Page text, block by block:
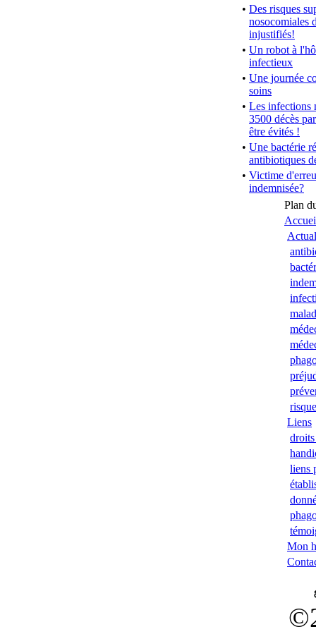
• Des risques
nosocomiales
injustifiés!
• Un robot à
infectieux
• Une journée
soins
• Les infections
3500 décès
être évités !
• Une bactérie
antibiotiques
• Victime
indemnisée?
Plan
Liens
liens
Mon